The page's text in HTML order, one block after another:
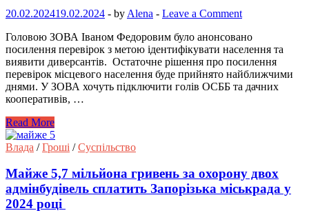
20.02.202419.02.2024 - by Alena - Leave a Comment
Головою ЗОВА Іваном Федоровим було анонсовано
посилення перевірок з метою ідентифікувати населення та
виявити диверсантів. Остаточне рішення про посилення
перевірок місцевого населення буде прийнято найближчими
днями. У ЗОВА хочуть підключити голів ОСББ та дачних
кооперативів, …
Read More
Влада /Гроші /Суспільство
Майже 5,7 мільйона гривень за охорону двох
адмінбудівель сплатить Запорізька міськрада у
2024 році